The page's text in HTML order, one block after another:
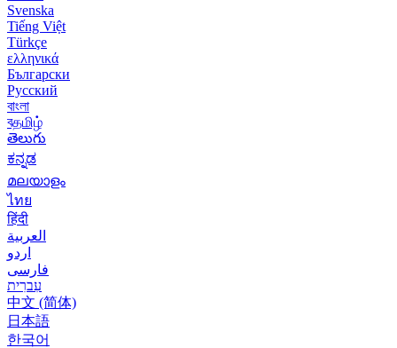
Svenska
Tiếng Việt
Türkçe
ελληνικά
Български
Русский
বাংলা
বதமிழ்
తెలుగు
ಕನ್ನಡ
മലയാളം
ไทย
हिंदी
العربية
اردو
فارسی
עִברִית
中文 (简体)
日本語
한국어